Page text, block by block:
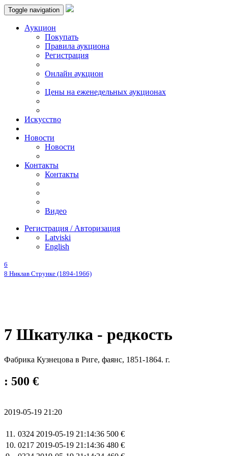
Toggle navigation
Аукцион
Пoкупать
Правила аукциона
Регистрация
Онлайн аукцион
Цены на еженедельных аукционах
Искусствo
Новости
Новости
Контакты
Контакты
Видео
Регистрация / Авторизация
Latviski
English
6
8 Никлав Струнке (1894-1966)
7 Шкатулка - редкость
Фабрика Кузнецова в Риге, фаянс, 1851-1864. г.
: 500 €
2019-05-19 21:20
11. 0324 2019-05-19 21:14:36 500 €
10. 0217 2019-05-19 21:14:36 480 €